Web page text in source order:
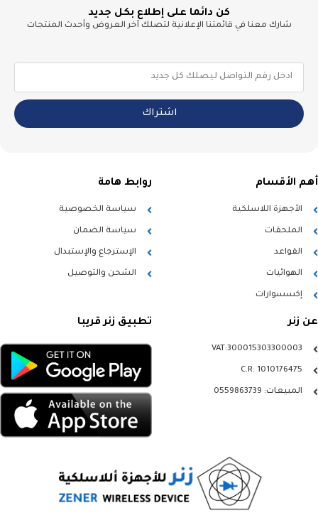
كن دائما على إطلاع بكل جديد
شارك معنا في قائمتنا الإعلانية لتصلك آخر العروض وأحدث المنتجات
اشتراك
أهم الأقسام
الأجهزة اللاسلكية
الملحقات
القواعد
الهوائيات
إكسسوارات
روابط هامة
سياسة الخصوصية
سياسة الضمان
الإسترجاع والإستبدال
الشحن والتوصيل
عن زنر
VAT:300015303300003
C.R: 1010176475
المبيعات: 0559863739
تطبيق زنر قريبا